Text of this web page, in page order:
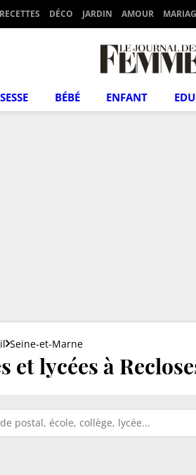
RECETTES DÉCO JARDIN AMOUR
BÉBÉ ENFANT
Seine-et-Marne
et lycées à